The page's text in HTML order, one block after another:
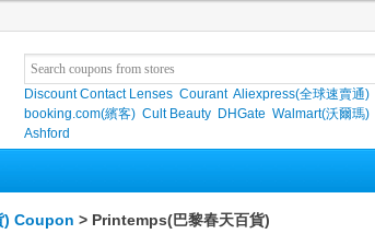
Discount Contact Lenses Courant Aliexpress(全球速賣通)
booking.com(繽客) Cult Beauty DHGate Walmart(沃爾瑪)
Ashford
) Coupon > Printemps(巴黎春天百貨)